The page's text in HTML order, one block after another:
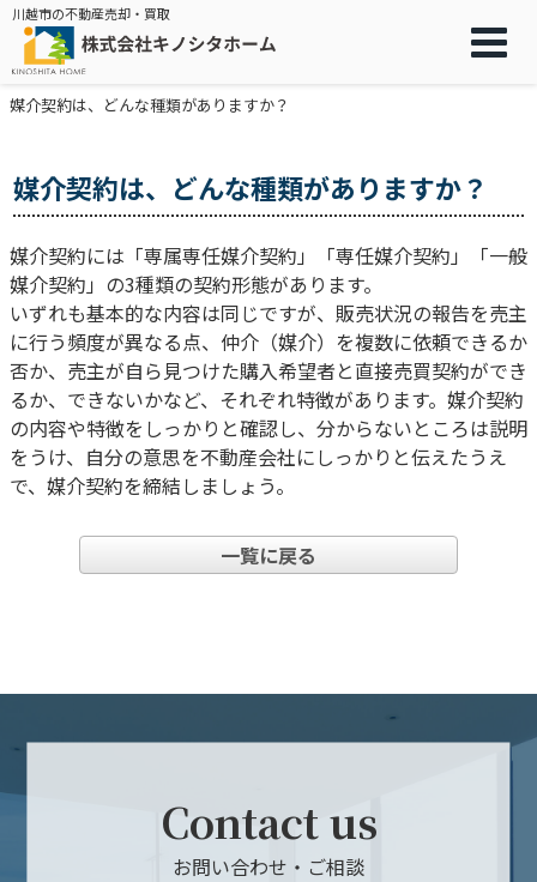
川越市の不動産売却・買取
媒介契約は、どんな種類がありますか？
媒介契約は、どんな種類がありますか？
媒介契約には「専属専任媒介契約」「専任媒介契約」「一般
媒介契約」の3種類の契約形態があります。
いずれも基本的な内容は同じですが、販売状況の報告を売主
に行う頻度が異なる点、仲介（媒介）を複数に依頼できるか
否か、売主が自ら見つけた購入希望者と直接売買契約ができ
るか、できないかなど、それぞれ特徴があります。媒介契約
の内容や特徴をしっかりと確認し、分からないところは説明
をうけ、自分の意思を不動産会社にしっかりと伝えたうえ
で、媒介契約を締結しましょう。
一覧に戻る
Contact us
お問い合わせ・ご相談